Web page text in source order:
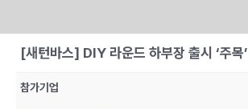
content
[새턴바스] DIY 라운드 하부장 출시 ‘주목’
참가기업